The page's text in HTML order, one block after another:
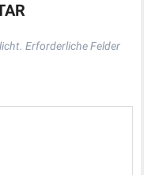
Erforderliche Felder